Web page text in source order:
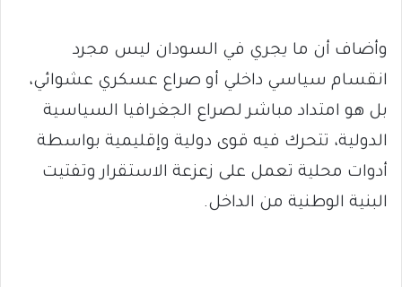
وأضاف أن ما يجري في السودان ليس مجرد
انقسام سياسي داخلي أو صراع عسكري عشوائي،
بل هو امتداد مباشر لصراع الجغرافيا السياسية
الدولية، تتحرك فيه قوى دولية وإقليمية بواسطة
أدوات محلية تعمل على زعزعة الاستقرار وتفتيت
البنية الوطنية من الداخل.